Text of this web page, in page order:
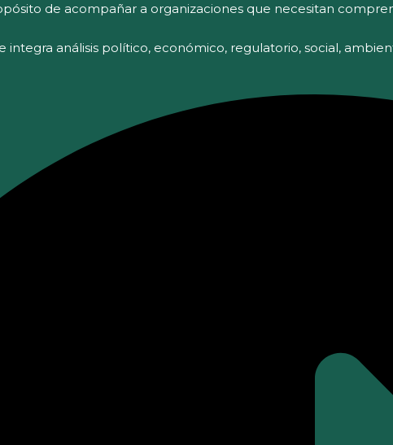
de acompañar a organizaciones que necesitan
análisis político, económico, regulatorio, social,